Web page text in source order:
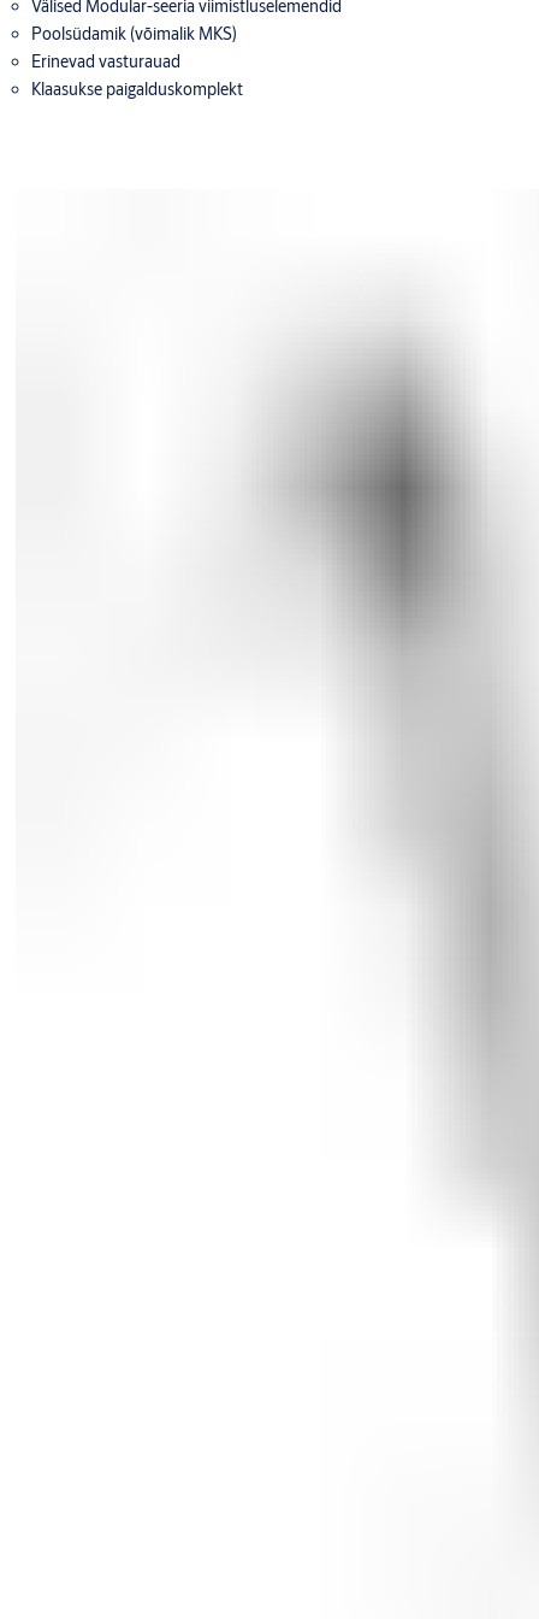
Välised Modular-seeria viimistluselemendid
Poolsüdamik (võimalik MKS)
Erinevad vasturauad
Klaasukse paigalduskomplekt